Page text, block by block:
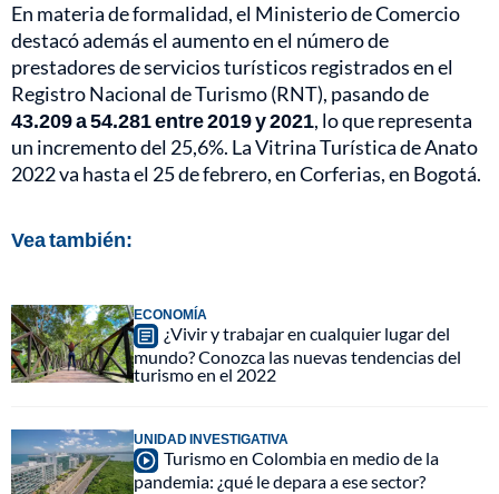
En materia de formalidad, el Ministerio de Comercio
destacó además el aumento en el número de
prestadores de servicios turísticos registrados en el
Registro Nacional de Turismo (RNT), pasando de
43.209 a 54.281 entre 2019 y 2021, lo que representa
un incremento del 25,6%. La Vitrina Turística de Anato
2022 va hasta el 25 de febrero, en Corferias, en Bogotá.
Vea también:
ECONOMÍA
¿Vivir y trabajar en cualquier lugar del
mundo? Conozca las nuevas tendencias del
turismo en el 2022
UNIDAD INVESTIGATIVA
Turismo en Colombia en medio de la
pandemia: ¿qué le depara a ese sector?